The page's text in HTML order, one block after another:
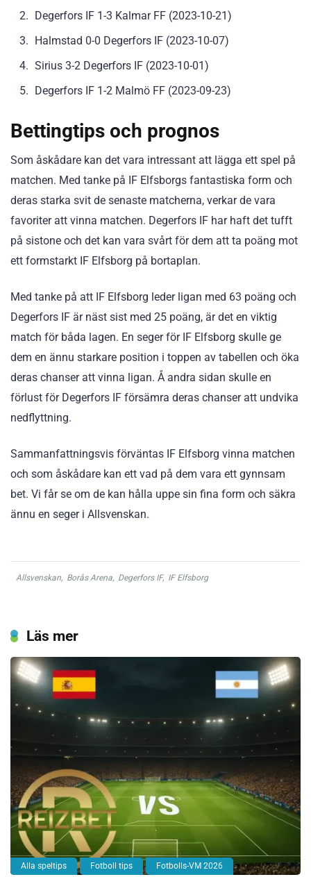
Degerfors IF 1-3 Kalmar FF (2023-10-21)
Halmstad 0-0 Degerfors IF (2023-10-07)
Sirius 3-2 Degerfors IF (2023-10-01)
Degerfors IF 1-2 Malmö FF (2023-09-23)
Bettingtips och prognos
Som åskådare kan det vara intressant att lägga ett spel på
matchen. Med tanke på IF Elfsborgs fantastiska form och
deras starka svit de senaste matcherna, verkar de vara
favoriter att vinna matchen. Degerfors IF har haft det tufft
på sistone och det kan vara svårt för dem att ta poäng mot
ett formstarkt IF Elfsborg på bortaplan.
Med tanke på att IF Elfsborg leder ligan med 63 poäng och
Degerfors IF är näst sist med 25 poäng, är det en viktig
match för båda lagen. En seger för IF Elfsborg skulle ge
dem en ännu starkare position i toppen av tabellen och öka
deras chanser att vinna ligan. Å andra sidan skulle en
förlust för Degerfors IF försämra deras chanser att undvika
nedflyttning.
Sammanfattningsvis förväntas IF Elfsborg vinna matchen
och som åskådare kan ett vad på dem vara ett gynnsam
bet. Vi får se om de kan hålla uppe sin fina form och säkra
ännu en seger i Allsvenskan.
Allsvenskan, Borås Arena, Degerfors IF, IF Elfsborg
Läs mer
Alla speltips Fotboll tips Fotbolls-VM 2026